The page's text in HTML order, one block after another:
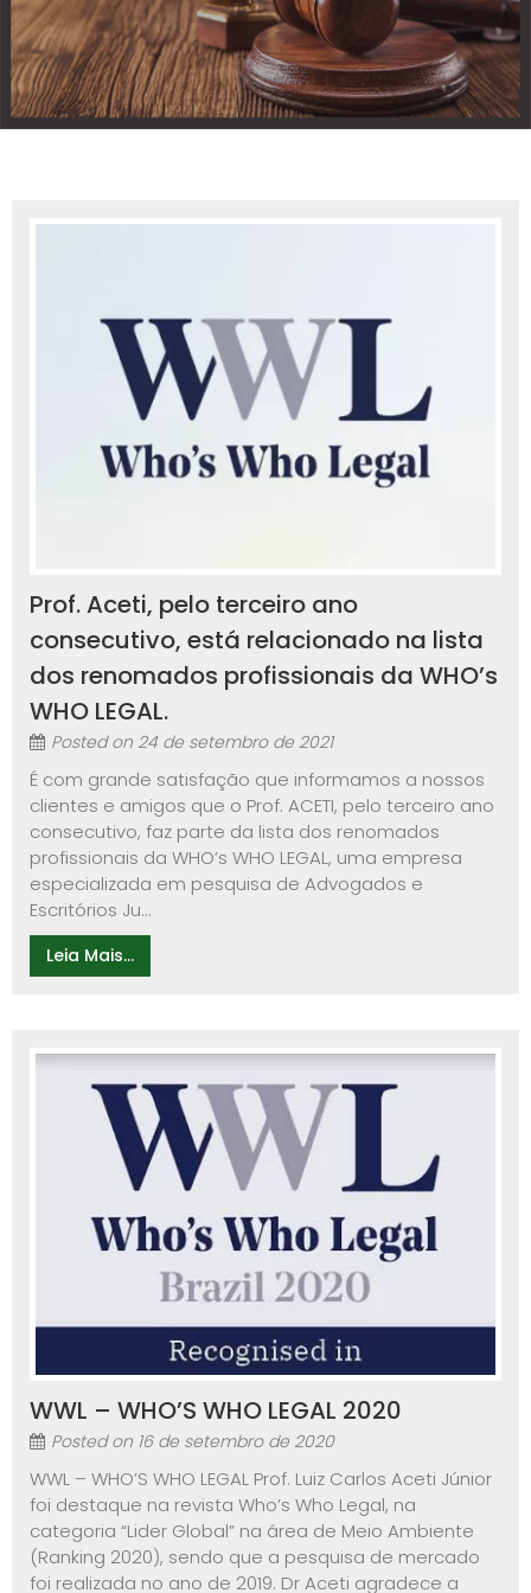
Prof. Aceti, pelo terceiro ano
consecutivo, está relacionado na lista
dos renomados profissionais da WHO’s
WHO LEGAL.
Posted on 24 de setembro de 2021
É com grande satisfação que informamos a nossos
clientes e amigos que o Prof. ACETI, pelo terceiro ano
consecutivo, faz parte da lista dos renomados
profissionais da WHO’s WHO LEGAL, uma empresa
especializada em pesquisa de Advogados e
Escritórios Ju...
Leia Mais...
WWL – WHO’S WHO LEGAL 2020
Posted on 16 de setembro de 2020
WWL – WHO’S WHO LEGAL Prof. Luiz Carlos Aceti Júnior
foi destaque na revista Who’s Who Legal, na
categoria “Lider Global” na área de Meio Ambiente
(Ranking 2020), sendo que a pesquisa de mercado
foi realizada no ano de 2019. Dr Aceti agradece a